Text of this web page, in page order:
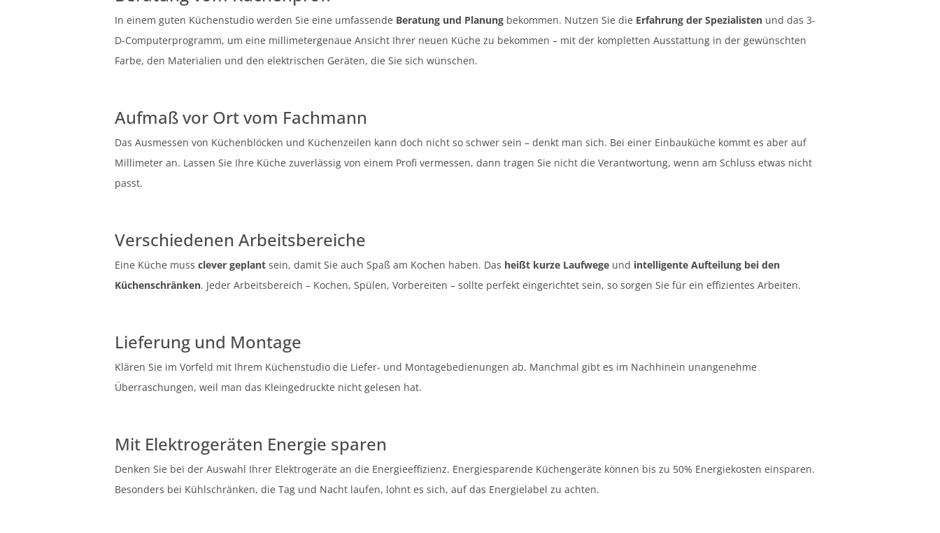
In einem guten Küchenstudio werden Sie eine umfassende Beratung und Planungbekommen. Nutzen Sie die Erfahrung der Spezialisten und das 3-
D-Computerprogramm, um eine millimetergenaue Ansicht Ihrer neuen Küche zu bekommen – mit der kompletten Ausstattung in der gewünschten
Farbe, den Materialien und den elektrischen Geräten, die Sie sich wünschen.
Aufmaß vor Ort vom Fachmann
Das Ausmessen von Küchenblöcken und Küchenzeilen kann doch nicht so schwer sein – denkt man sich. Bei einer Einbauküche kommt es aber auf
Millimeter an. Lassen Sie Ihre Küche zuverlässig von einem Profi vermessen, dann tragen Sie nicht die Verantwortung, wenn am Schluss etwas nicht
passt.
Verschiedenen Arbeitsbereiche
Eine Küche muss clever geplantsein, damit Sie auch Spaß am Kochen haben. Das heißt kurze Laufwegeund intelligente Aufteilung bei den
Küchenschränken. Jeder Arbeitsbereich – Kochen, Spülen, Vorbereiten – sollte perfekt eingerichtet sein, so sorgen Sie für ein effizientes Arbeiten.
Lieferung und Montage
Klären Sie im Vorfeld mit Ihrem Küchenstudio die Liefer- und Montagebedienungen ab. Manchmal gibt es im Nachhinein unangenehme
Überraschungen, weil man das Kleingedruckte nicht gelesen hat.
Mit Elektrogeräten Energie sparen
Denken Sie bei der Auswahl Ihrer Elektrogeräte an die Energieeffizienz. Energiesparende Küchengeräte können bis zu 50% Energiekosten einsparen.
Besonders bei Kühlschränken, die Tag und Nacht laufen, lohnt es sich, auf das Energielabel zu achten.